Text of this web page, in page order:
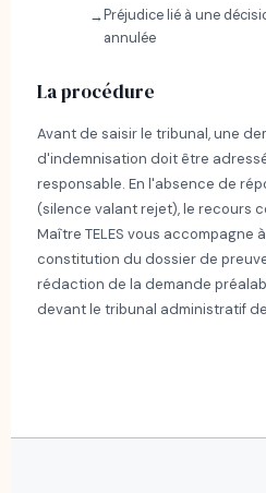
Préjudice lié à une
annulée
La procédure
Avant de saisir le tribunal, une
d'indemnisation doit être
responsable. En l'absence de
(silence valant rejet), le recours
Maître TELES vous accompagne
constitution du dossier de
rédaction de la demande
devant le tribunal administratif